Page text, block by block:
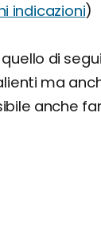
indicazioni)
di
ma
anche